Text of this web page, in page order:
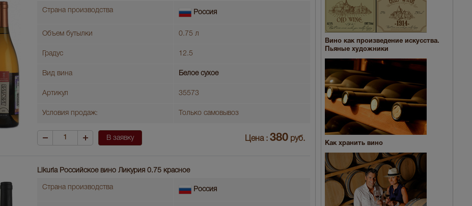
Страна производства Россия
Объем бутылки 0.75 л
Градус 12.5
Вид вина Белое сухое
Артикул 35573
Условия продаж: Только самовывоз
В заявку Цена : 380 руб.
Likuria Российское вино Ликурия 0.75 красное
Страна производства Россия
Вино как произведение искусства.
Пьяные художники
Как хранить вино